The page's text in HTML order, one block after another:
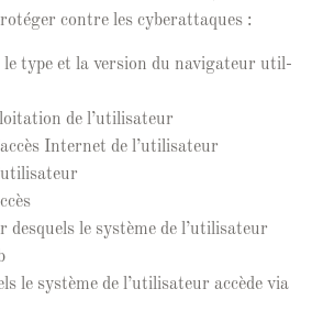
con­tre les cyberattaques :
type et la ver­sion du nav­i­ga­teur util­
de l’u­til­isa­teur
Inter­net de l’u­til­isa­teur
le sys­tème de l’u­til­isa­teur
le sys­tème de l’u­til­isa­teur accède via